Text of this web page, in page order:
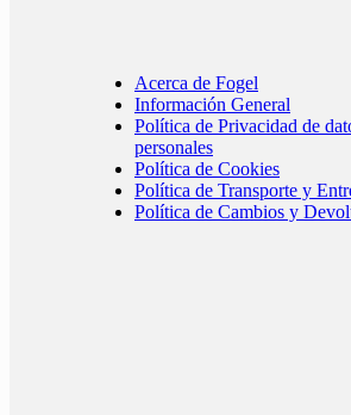
Acerca de Fogel
Información General
Política de Privacidad de
personales
Política de Cookies
Política de Transporte y
Política de Cambios y